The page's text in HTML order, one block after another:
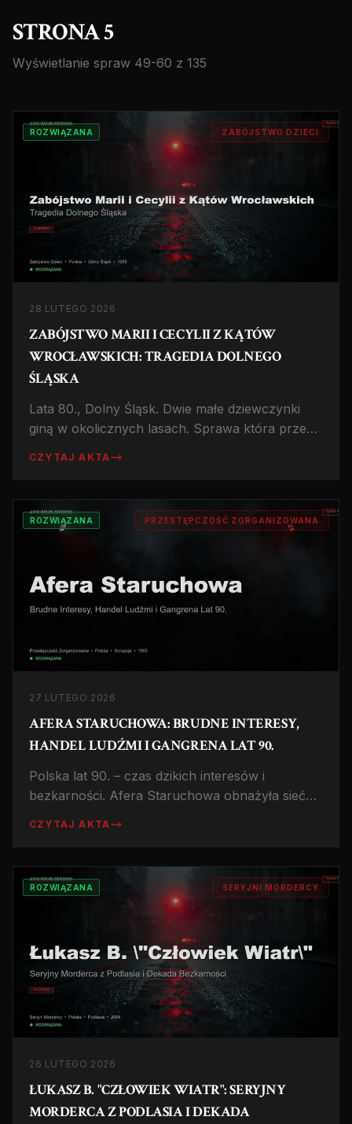
STRONA 5
Wyświetlanie spraw 49-60 z 135
ROZWIĄZANA ZABÓJSTWO DZIECI
28 LUTEGO 2026
ZABÓJSTWO MARII I CECYLII Z KĄTÓW
WROCŁAWSKICH: TRAGEDIA DOLNEGO
ŚLĄSKA
Lata 80., Dolny Śląsk. Dwie małe dziewczynki
giną w okolicznych lasach. Sprawa która przez
CZYTAJ AKTA
ROZWIĄZANA PRZESTĘPCZOŚĆ ZORGANIZOWANA
27 LUTEGO 2026
AFERA STARUCHOWA: BRUDNE INTERESY,
HANDEL LUDŹMI I GANGRENA LAT 90.
Polska lat 90. – czas dzikich interesów i
bezkarności. Afera Staruchowa obnażyła sieć
CZYTAJ AKTA
ROZWIĄZANA SERYJNI MORDERCY
26 LUTEGO 2026
ŁUKASZ B. "CZŁOWIEK WIATR": SERYJNY
MORDERCA Z PODLASIA I DEKADA